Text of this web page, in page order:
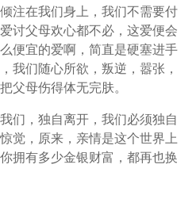
注在我们身上，我们不需要付
爱讨父母欢心都不必，这爱便会
便宜的爱啊，简直是硬塞进手
我们随心所欲，叛逆，嚣张，
父母伤得体无完肤。
们，独自离开，我们必须独自
觉，原来，亲情是这个世界上
拥有多少金银财富，都再也换